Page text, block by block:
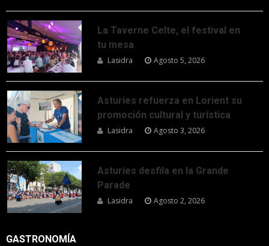
La Taverne Celte, el festival en
tu mesa
Lasidra Agosto 5, 2026
Asturies refuerza en Lorient su
promoción cultural y turística
Lasidra Agosto 3, 2026
Asturies desfila en la Grande
Parade
Lasidra Agosto 2, 2026
GASTRONOMÍA